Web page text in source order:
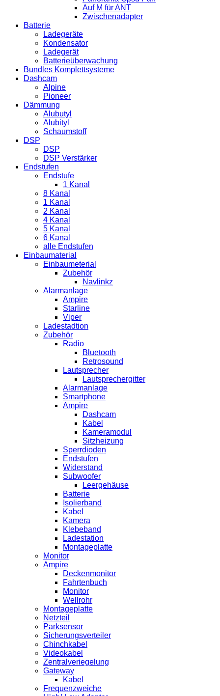
Auf M für ANT
Zwischenadapter
Batterie
Ladegeräte
Kondensator
Ladegerät
Batterieüberwachung
Bundles Komplettsysteme
Dashcam
Alpine
Pioneer
Dämmung
Alubutyl
Alubityl
Schaumstoff
DSP
DSP
DSP Verstärker
Endstufen
Endstufe
1 Kanal
8 Kanal
1 Kanal
2 Kanal
4 Kanal
5 Kanal
6 Kanal
alle Endstufen
Einbaumaterial
Einbaumeterial
Zubehör
Navlinkz
Alarmanlage
Ampire
Starline
Viper
Ladestadtion
Zubehör
Radio
Bluetooth
Retrosound
Lautsprecher
Lautsprechergitter
Alarmanlage
Smartphone
Ampire
Dashcam
Kabel
Kameramodul
Sitzheizung
Sperrdioden
Endstufen
Widerstand
Subwoofer
Leergehäuse
Batterie
Isolierband
Kabel
Kamera
Klebeband
Ladestation
Montageplatte
Monitor
Ampire
Deckenmonitor
Fahrtenbuch
Monitor
Wellrohr
Montageplatte
Netzteil
Parksensor
Sicherungsverteiler
Chinchkabel
Videokabel
Zentralveriegelung
Gateway
Kabel
Frequenzweiche